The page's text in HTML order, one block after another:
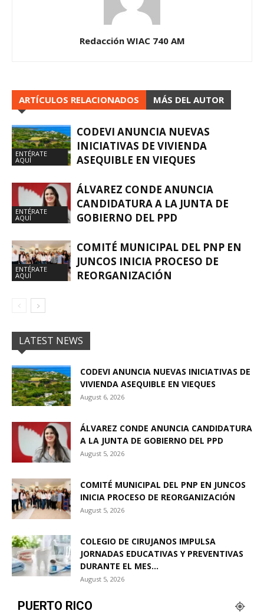
Redacción WIAC 740 AM
ARTÍCULOS RELACIONADOS MÁS DEL AUTOR
ENTÉRATE
AQUÍ
CODEVI ANUNCIA NUEVAS
INICIATIVAS DE VIVIENDA
ASEQUIBLE EN VIEQUES
ENTÉRATE
AQUÍ
ÁLVAREZ CONDE ANUNCIA
CANDIDATURA A LA JUNTA DE
GOBIERNO DEL PPD
ENTÉRATE
AQUÍ
COMITÉ MUNICIPAL DEL PNP EN
JUNCOS INICIA PROCESO DE
REORGANIZACIÓN
LATEST NEWS
CODEVI ANUNCIA NUEVAS INICIATIVAS DE
VIVIENDA ASEQUIBLE EN VIEQUES
August 6, 2026
ÁLVAREZ CONDE ANUNCIA CANDIDATURA
A LA JUNTA DE GOBIERNO DEL PPD
August 5, 2026
COMITÉ MUNICIPAL DEL PNP EN JUNCOS
INICIA PROCESO DE REORGANIZACIÓN
August 5, 2026
COLEGIO DE CIRUJANOS IMPULSA
JORNADAS EDUCATIVAS Y PREVENTIVAS
DURANTE EL MES...
August 5, 2026
PUERTO RICO